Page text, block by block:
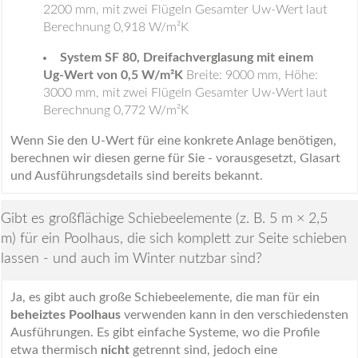
2200 mm, mit zwei Flügeln Gesamter Uw-Wert laut
Berechnung 0,918 W/m²K
System SF 80, Dreifachverglasung mit einem
Ug-Wert von 0,5 W/m²K Breite: 9000 mm, Höhe:
3000 mm, mit zwei Flügeln Gesamter Uw-Wert laut
Berechnung 0,772 W/m²K
Wenn Sie den U-Wert für eine konkrete Anlage benötigen,
berechnen wir diesen gerne für Sie - vorausgesetzt, Glasart
und Ausführungsdetails sind bereits bekannt.
Gibt es großflächige Schiebeelemente (z. B. 5 m × 2,5
m) für ein Poolhaus, die sich komplett zur Seite schieben
lassen - und auch im Winter nutzbar sind?
Ja, es gibt auch große Schiebeelemente, die man für ein
beheiztes Poolhaus verwenden kann in den verschiedensten
Ausführungen. Es gibt einfache Systeme, wo die Profile
etwa thermisch nicht getrennt sind, jedoch eine